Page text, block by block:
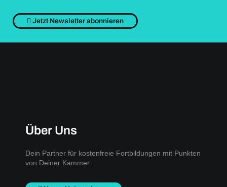
Jetzt Newsletter abonnieren
Über Uns
Dein Partner für kostenfreie Fortbildungen mit Punkten
von Deiner Kammer.